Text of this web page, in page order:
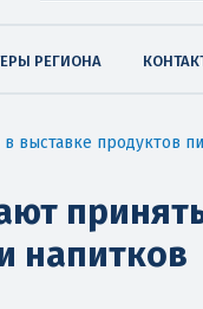
РЕГИОНА
выставке продуктов
напитков